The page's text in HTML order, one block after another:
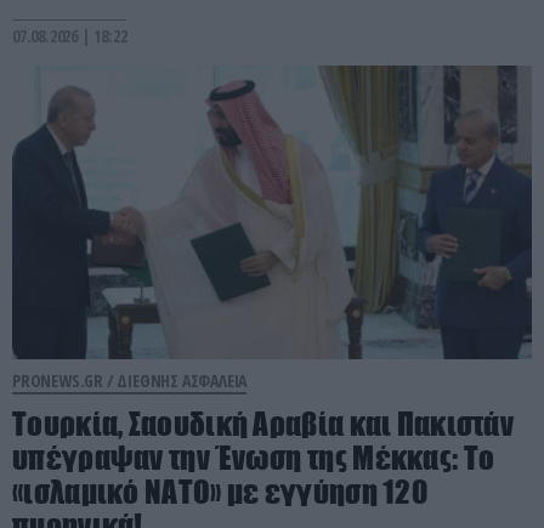
07.08.2026 | 18:22
PRONEWS.GR / ΔΙΕΘΝΗΣ ΑΣΦΑΛΕΙΑ
Τουρκία, Σαουδική Αραβία και Πακιστάν
υπέγραψαν την Ένωση της Μέκκας: Το
«ισλαμικό ΝΑΤΟ» με εγγύηση 120